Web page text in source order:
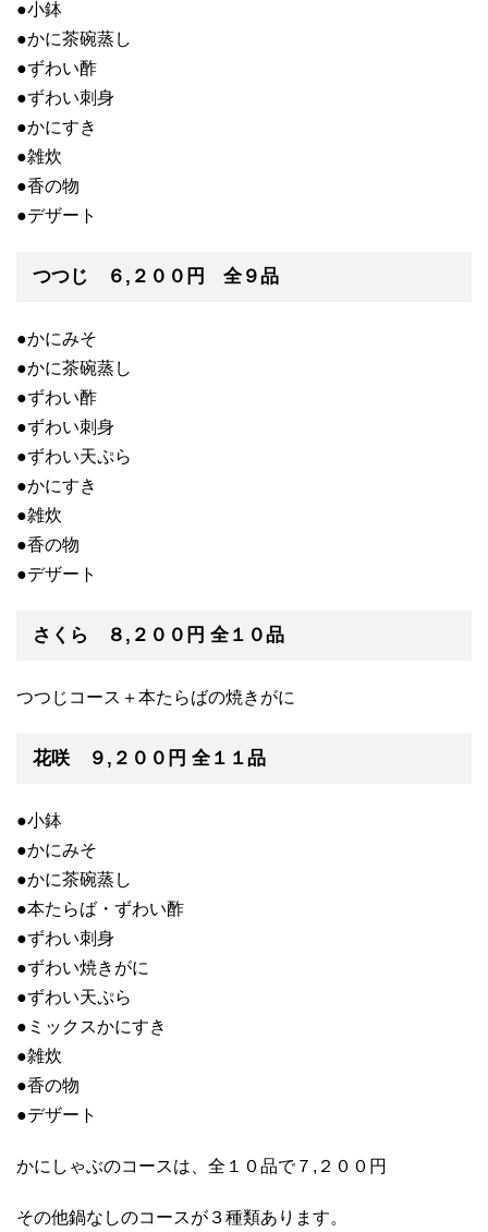
●小鉢
●かに茶碗蒸し
●ずわい酢
●ずわい刺身
●かにすき
●雑炊
●香の物
●デザート
つつじ ６,２００円 全９品
●かにみそ
●かに茶碗蒸し
●ずわい酢
●ずわい刺身
●ずわい天ぷら
●かにすき
●雑炊
●香の物
●デザート
さくら ８,２００円 全１０品
つつじコース＋本たらばの焼きがに
花咲 ９,２００円 全１１品
●小鉢
●かにみそ
●かに茶碗蒸し
●本たらば・ずわい酢
●ずわい刺身
●ずわい焼きがに
●ずわい天ぷら
●ミックスかにすき
●雑炊
●香の物
●デザート
かにしゃぶのコースは、全１０品で７,２００円
その他鍋なしのコースが３種類あります。